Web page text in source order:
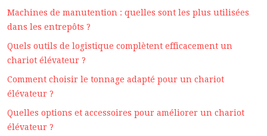
Machines de manutention : quelles sont les plus utilisées
dans les entrepôts ?
Quels outils de logistique complètent efficacement un
chariot élévateur ?
Comment choisir le tonnage adapté pour un chariot
élévateur ?
Quelles options et accessoires pour améliorer un chariot
élévateur ?